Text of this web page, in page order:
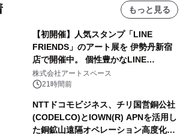
もっと見る
【初開催】人気スタンプ「LINE
FRIENDS」のアート展を 伊勢丹新宿
店で開催中。 個性豊かなLINE
FRIENDSの仲間たちが インテリアア
ートとして新たな魅力を発信。
株式会社アートスペース
21時間前
NTTドコモビジネス、チリ国営銅公社
(CODELCO)とIOWN(R) APNを活用し
た銅鉱山遠隔オペレーション高度化に